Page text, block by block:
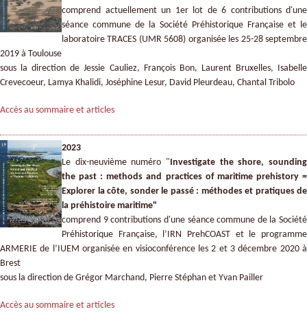
comprend actuellement un 1er lot de 6 contributions d'une
séance commune de la Société Préhistorique Française et le
laboratoire TRACES (UMR 5608) organisée les 25-28 septembre
2019 à Toulouse
sous la direction de Jessie Cauliez, François Bon, Laurent Bruxelles, Isabelle
Crevecoeur, Lamya Khalidi, Joséphine Lesur, David Pleurdeau, Chantal Tribolo
Accès au sommaire et articles
2023
Le dix-neuvième numéro " Investigate the shore, sounding
the past : methods and practices of maritime prehistory =
Explorer la côte, sonder le passé : méthodes et pratiques de
la préhistoire maritime"
comprend 9 contributions d'une séance commune de la Société
Préhistorique Française, l’IRN PrehCOAST et le programme
ARMERIE de l’IUEM organisée en visioconférence les 2 et 3 décembre 2020 à
Brest
sous la direction de Grégor Marchand, Pierre Stéphan et Yvan Pailler
Accès au sommaire et articles